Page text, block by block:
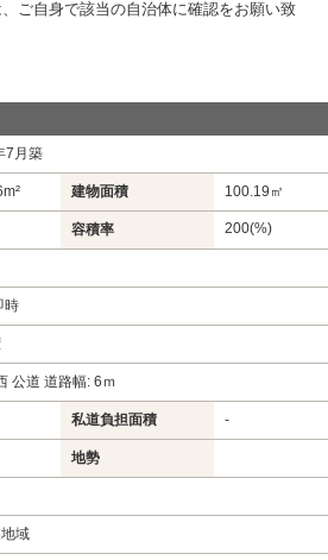
ご自身で該当の自治体に確認をお願い致
7月築
建物面積 100.19㎡
容積率 200(%)
時
公道 道路幅: 6ｍ
私道負担面積 -
地勢
域